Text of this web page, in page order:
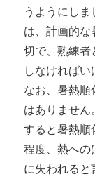
うようにし
は、計画的
切で、熟練者
しなければい
なお、暑熱
はありませ
すると暑熱順
程度、熱へ
に失われる